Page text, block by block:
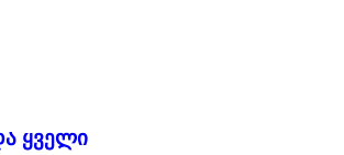
ყველი